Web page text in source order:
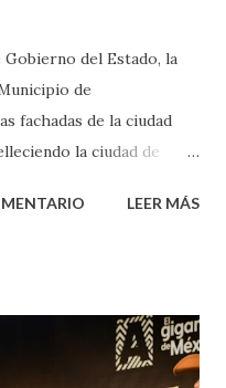
del Estado, la
de
fachadas de la ciudad
la ciudad de
al programa
Leo Montañez
usarán cerca de 90 mil
LEER MÁS